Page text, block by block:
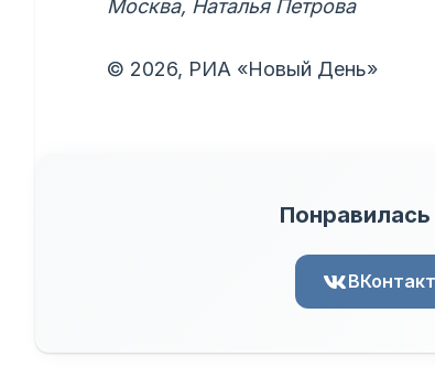
Москва, Наталья Петрова
© 2026, РИА «Новый День»